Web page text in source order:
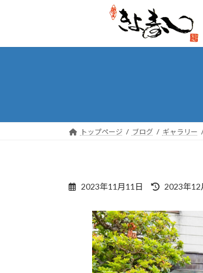
ン
ッ
ー
移
トップページ ブログ ギャラリー
2023年11月11日
最
新
日
時
:
2023年12